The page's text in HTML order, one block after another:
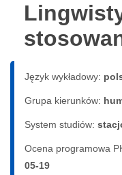
Język wykładowy:
Grupa kierunków:
System studiów:
Ocena programowa
05-19